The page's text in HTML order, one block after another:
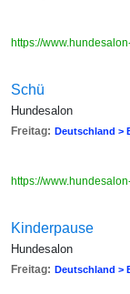
https://
Schü
Hundesalon
Freitag: Deutschland >
https://
Kinderpause
Hundesalon
Freitag: Deutschland >